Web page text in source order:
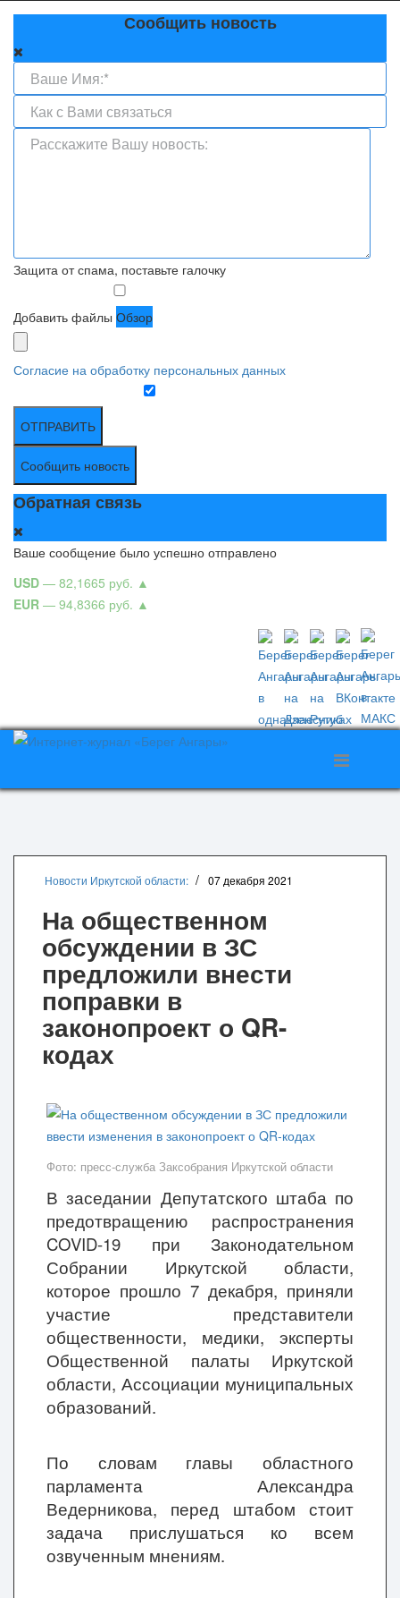
Сообщить новость
Защита от спама, поставьте галочку
Добавить файлы Обзор
Согласие на обработку персональных данных
ОТПРАВИТЬ
Сообщить новость
Обратная связь
Ваше сообщение было успешно отправлено
USD — 82,1665 руб. ▲
EUR — 94,8366 руб. ▲
Новости Иркутской области: 07 декабря 2021
На общественном
обсуждении в ЗС
предложили внести
поправки в
законопроект о QR-
кодах
Фото: пресс-служба Заксобрания Иркутской области
В заседании Депутатского штаба по
предотвращению распространения
COVID-19 при Законодательном
Собрании Иркутской области,
которое прошло 7 декабря, приняли
участие представители
общественности, медики, эксперты
Общественной палаты Иркутской
области, Ассоциации муниципальных
образований.
По словам главы областного
парламента Александра
Ведерникова, перед штабом стоит
задача прислушаться ко всем
озвученным мнениям.